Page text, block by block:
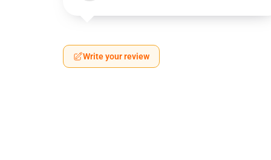
Write your review